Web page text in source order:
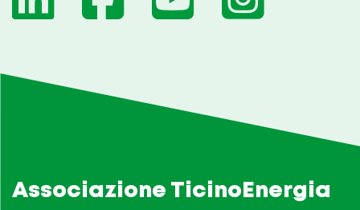
Associazione TicinoEnergia